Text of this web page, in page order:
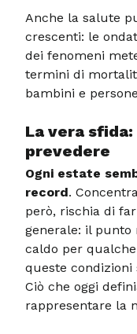
Anche la salute
crescenti: le
dei fenomeni
termini di
bambini e
La vera
prevedere
Ogni estate
record.
però, rischia di
generale: il punto
caldo per
queste
Ciò che oggi
rappresentare la